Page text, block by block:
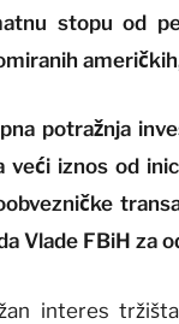
stopu od
potražnja
veći iznos od
Vlade FBiH za
interes